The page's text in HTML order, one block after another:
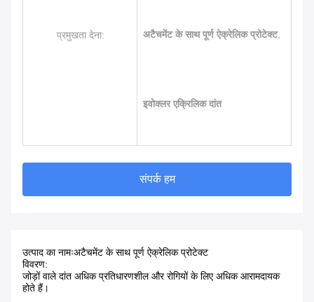
प्रमुखता देना: अटैचमेंट के साथ पूर्ण ऐक्रेलिक प्रोटेक्ट,
इवोक्लर एक्रिलिक दांत
संपर्क हम
उत्पाद का नामःअटैचमेंट के साथ पूर्ण ऐक्रेलिक प्रोटेक्ट
विवरण:
जोड़ों वाले दांत अधिक प्रतिधारणशील और रोगियों के लिए अधिक आरामदायक
होते हैं।